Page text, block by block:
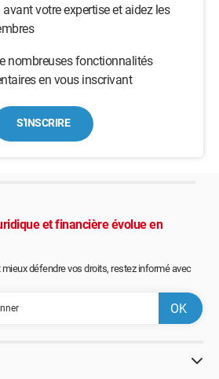
avant votre expertise et aidez les
nombreuses fonctionnalités
en vous inscrivant
S'INSCRIRE
et financière évolue en
défendre vos droits, restez informé avec